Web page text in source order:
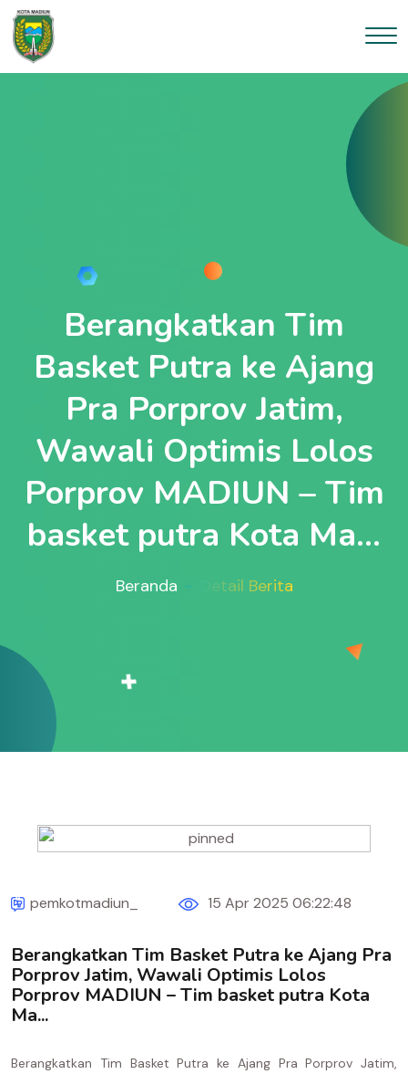
--}}
Berangkatkan Tim
Basket Putra ke Ajang
Pra Porprov Jatim,
Wawali Optimis Lolos
Porprov MADIUN – Tim
basket putra Kota Ma...
Beranda Detail Berita
pemkotmadiun_ 15 Apr 2025 06:22:48
Berangkatkan Tim Basket Putra ke Ajang Pra
Porprov Jatim, Wawali Optimis Lolos
Porprov MADIUN – Tim basket putra Kota
Ma...
Berangkatkan Tim Basket Putra ke Ajang Pra Porprov Jatim,